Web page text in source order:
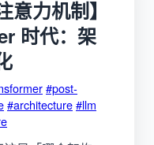
意力机制】
时代：架
#post-
#architecture#llm